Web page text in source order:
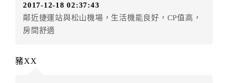
2017-12-18 02:37:43
鄰近捷運站與松山機場，生活機能良好，CP值高，
房間舒適
豬XX